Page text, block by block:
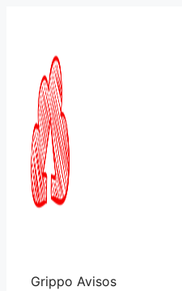
Grippo Avisos